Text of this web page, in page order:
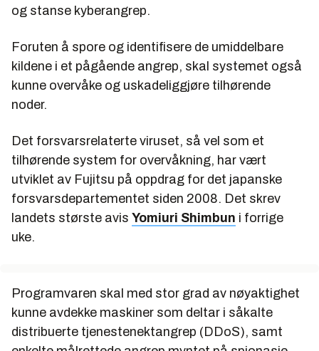
og stanse kyberangrep.
Foruten å spore og identifisere de umiddelbare
kildene i et pågående angrep, skal systemet også
kunne overvåke og uskadeliggjøre tilhørende
noder.
Det forsvarsrelaterte viruset, så vel som et
tilhørende system for overvåkning, har vært
utviklet av Fujitsu på oppdrag for det japanske
forsvarsdepartementet siden 2008. Det skrev
landets største avis Yomiuri Shimbun i forrige
uke.
Programvaren skal med stor grad av nøyaktighet
kunne avdekke maskiner som deltar i såkalte
distribuerte tjenestenektangrep (DDoS), samt